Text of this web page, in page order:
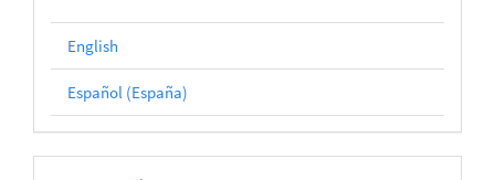
English
Español (España)